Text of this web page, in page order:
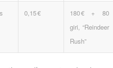
0,15 €
180 € + 80
giri, “Reindeer
Rush”